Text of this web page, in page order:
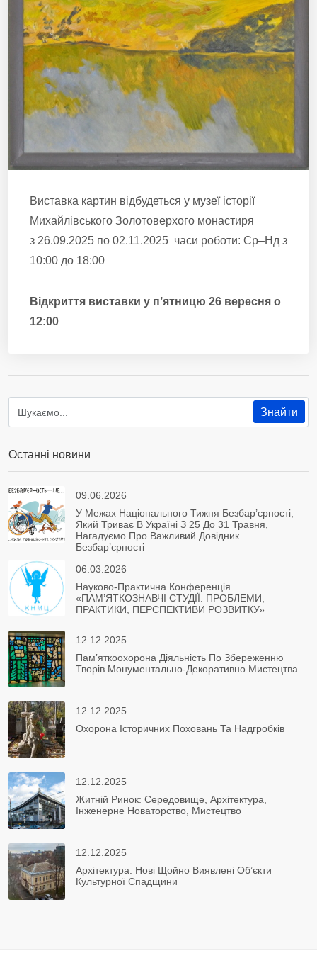
Виставка картин відбудеться у музеї історії
Михайлівського Золотоверхого монастиря
з 26.09.2025 по 02.11.2025 часи роботи: Ср–Нд з
10:00 до 18:00
Відкриття виставки у п’ятницю 26 вересня о
12:00
Останні новини
09.06.2026
У Межах Національного Тижня Безбар’єрності,
Який Триває В Україні З 25 До 31 Травня,
Нагадуємо Про Важливий Довідник
Безбар’єрності
06.03.2026
Науково-Практична Конференція
«ПАМ’ЯТКОЗНАВЧІ СТУДІЇ: ПРОБЛЕМИ,
ПРАКТИКИ, ПЕРСПЕКТИВИ РОЗВИТКУ»
12.12.2025
Пам’яткоохорона Діяльність По Збереженню
Творів Монументально-Декоративно Мистецтва
12.12.2025
Охорона Історичних Поховань Та Надгробків
12.12.2025
Житній Ринок: Середовище, Архітектура,
Інженерне Новаторство, Мистецтво
12.12.2025
Архітектура. Нові Щойно Виявлені Об’єкти
Культурної Спадщини